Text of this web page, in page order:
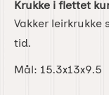
Krukke i flettet
Vakker
tid.
Mål: 15.3x13x9.5